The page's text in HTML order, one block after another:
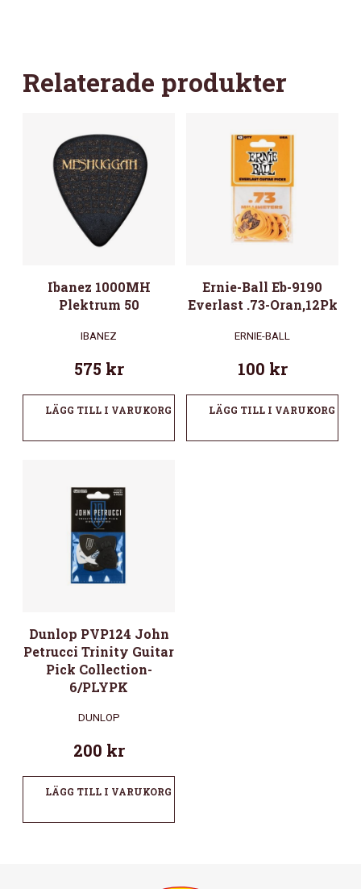
Relaterade produkter
Ibanez 1000MH
Plektrum 50
IBANEZ
575 kr
LÄGG TILL I VARUKORG
Ernie-Ball Eb-9190
Everlast .73-Oran,12Pk
ERNIE-BALL
100 kr
LÄGG TILL I VARUKORG
Dunlop PVP124 John
Petrucci Trinity Guitar
Pick Collection-
6/PLYPK
DUNLOP
200 kr
LÄGG TILL I VARUKORG